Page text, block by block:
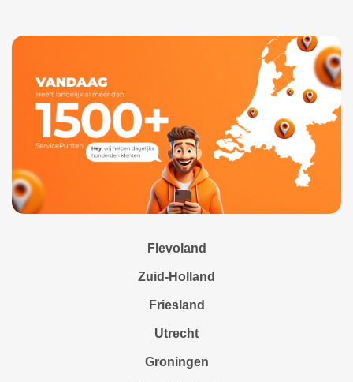
Flevoland
Zuid-Holland
Friesland
Utrecht
Groningen